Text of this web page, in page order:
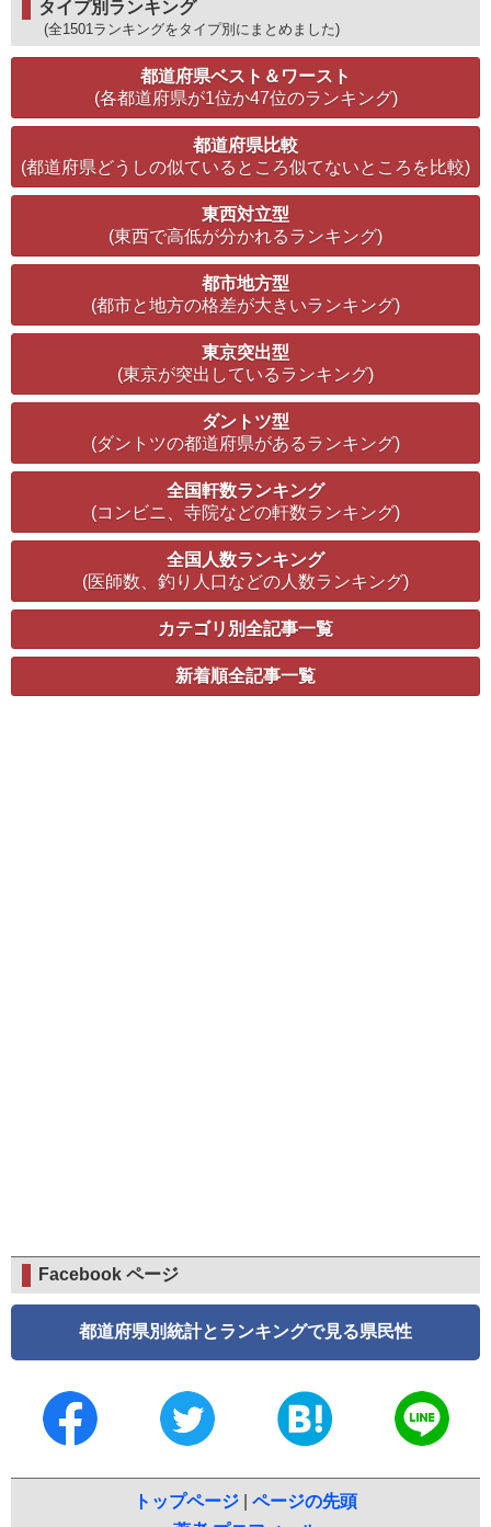
タイプ別ランキング
(全1501ランキングをタイプ別にまとめました)
都道府県ベスト＆ワースト
(各都道府県が1位か47位のランキング)
都道府県比較
(都道府県どうしの似ているところ似てないところを比較)
東西対立型
(東西で高低が分かれるランキング)
都市地方型
(都市と地方の格差が大きいランキング)
東京突出型
(東京が突出しているランキング)
ダントツ型
(ダントツの都道府県があるランキング)
全国軒数ランキング
(コンビニ、寺院などの軒数ランキング)
全国人数ランキング
(医師数、釣り人口などの人数ランキング)
カテゴリ別全記事一覧
新着順全記事一覧
Facebook ページ
都道府県別統計とランキングで見る県民性
トップページ
ページの先頭